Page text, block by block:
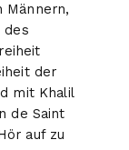
Männern,
des
der
mit Khalil
de Saint
auf zu